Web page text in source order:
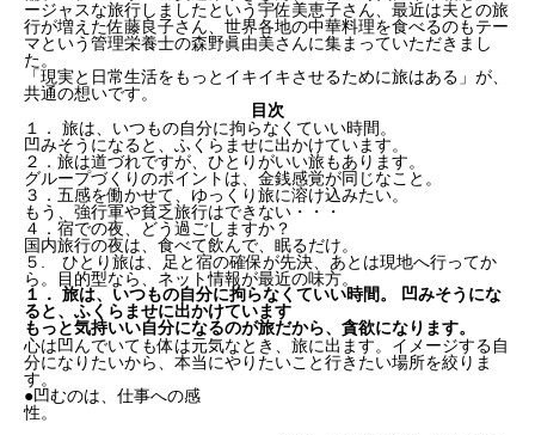
ージャスな旅行しましたという宇佐美恵子さん、最近は夫との旅
行が増えた佐藤良子さん、世界各地の中華料理を食べるのもテー
マという管理栄養士の森野眞由美さんに集まっていただきまし
た。
「現実と日常生活をもっとイキイキさせるために旅はある」が、
共通の想いです。
目次
１． 旅は、いつもの自分に拘らなくていい時間。
凹みそうになると、ふくらませに出かけています。
２．旅は道づれですが、ひとりがいい旅もあります。
グループづくりのポイントは、金銭感覚が同じなこと。
３．五感を働かせて、ゆっくり旅に溶け込みたい。
もう、強行軍や貧乏旅行はできない・・・
４．宿での夜、どう過ごしますか？
国内旅行の夜は、食べて飲んで、眠るだけ。
５. ひとり旅は、足と宿の確保が先決、あとは現地へ行ってか
ら。目的型なら、ネット情報が最近の味方。
１． 旅は、いつもの自分に拘らなくていい時間。 凹みそうにな
ると、ふくらませに出かけています
もっと気持いい自分になるのが旅だから、貪欲になります。
心は凹んでいても体は元気なとき、旅に出ます。イメージする自
分になりたいから、本当にやりたいこと行きたい場所を絞りま
す。
●凹むのは、仕事への感
性。